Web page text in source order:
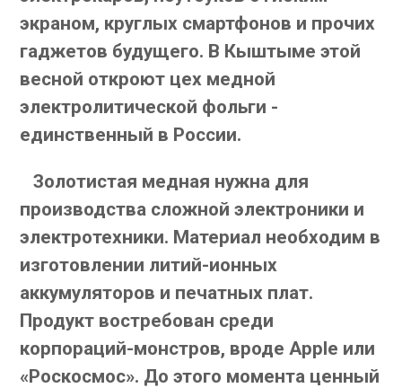
экраном, круглых смартфонов и прочих
гаджетов будущего. В Кыштыме этой
весной откроют цех медной
электролитической фольги -
единственный в России.
Золотистая медная нужна для
производства сложной электроники и
электротехники. Материал необходим в
изготовлении литий-ионных
аккумуляторов и печатных плат.
Продукт востребован среди
корпораций-монстров, вроде Apple или
«Роскосмос». До этого момента ценный